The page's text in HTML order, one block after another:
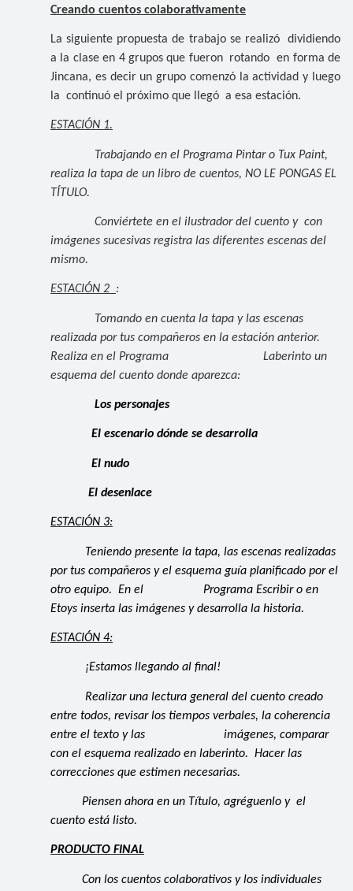
Creando cuentos colaborativamente
La siguiente propuesta de trabajo se realizó dividiendo
a la clase en 4 grupos que fueron rotando en forma de
Jincana, es decir un grupo comenzó la actividad y luego
la continuó el próximo que llegó a esa estación.
ESTACIÓN 1.
Trabajando en el Programa Pintar o Tux Paint,
realiza la tapa de un libro de cuentos, NO LE PONGAS EL
TÍTULO.
Conviértete en el ilustrador del cuento y con
imágenes sucesivas registra las diferentes escenas del
mismo.
ESTACIÓN 2 :
Tomando en cuenta la tapa y las escenas
realizada por tus compañeros en la estación anterior.
Realiza en el Programa Laberinto un
esquema del cuento donde aparezca:
Los personajes
El escenario dónde se desarrolla
El nudo
El desenlace
ESTACIÓN 3:
Teniendo presente la tapa, las escenas realizadas
por tus compañeros y el esquema guía planificado por el
otro equipo. En el Programa Escribir o en
Etoys inserta las imágenes y desarrolla la historia.
ESTACIÓN 4:
¡Estamos llegando al final!
Realizar una lectura general del cuento creado
entre todos, revisar los tiempos verbales, la coherencia
entre el texto y las imágenes, comparar
con el esquema realizado en laberinto. Hacer las
correcciones que estimen necesarias.
Piensen ahora en un Título, agréguenlo y el
cuento está listo.
PRODUCTO FINAL
Con los cuentos colaborativos y los individuales